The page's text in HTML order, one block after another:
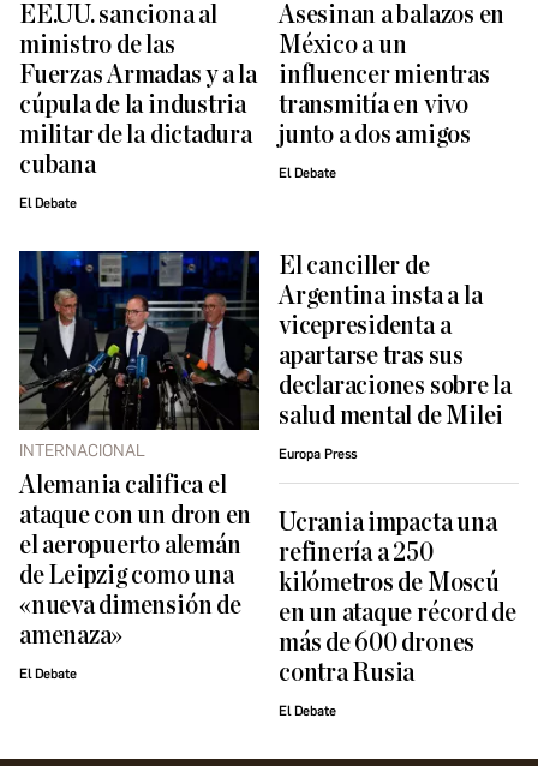
EE.UU. sanciona al
ministro de las
Fuerzas Armadas y a la
cúpula de la industria
militar de la dictadura
cubana
El Debate
Asesinan a balazos en
México a un
influencer mientras
transmitía en vivo
junto a dos amigos
El Debate
INTERNACIONAL
Alemania califica el
ataque con un dron en
el aeropuerto alemán
de Leipzig como una
«nueva dimensión de
amenaza»
El Debate
El canciller de
Argentina insta a la
vicepresidenta a
apartarse tras sus
declaraciones sobre la
salud mental de Milei
Europa Press
Ucrania impacta una
refinería a 250
kilómetros de Moscú
en un ataque récord de
más de 600 drones
contra Rusia
El Debate